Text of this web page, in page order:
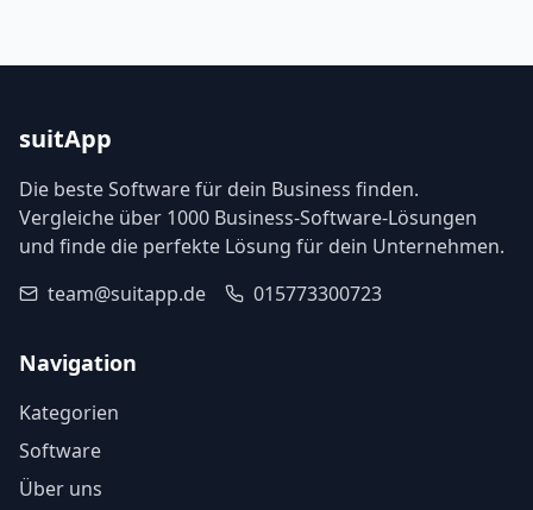
suitApp
Die beste Software für dein Business finden.
Vergleiche über 1000 Business-Software-Lösungen
und finde die perfekte Lösung für dein Unternehmen.
team@suitapp.de
015773300723
Navigation
Kategorien
Software
Über uns